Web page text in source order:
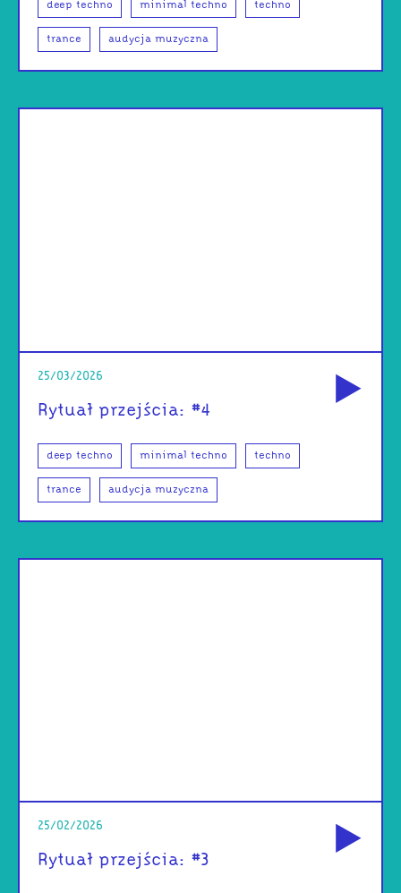
deep techno minimal techno techno
trance audycja muzyczna
25/03/2026
Rytuał przejścia: #4
deep techno minimal techno techno
trance audycja muzyczna
25/02/2026
Rytuał przejścia: #3